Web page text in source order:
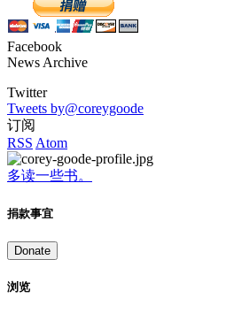
Facebook
News Archive
Twitter
Tweets by@coreygoode
订阅
RSS Atom
多读一些书。
捐款事宜
Donate
浏览